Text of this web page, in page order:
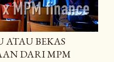
BEKAS
DARI MPM